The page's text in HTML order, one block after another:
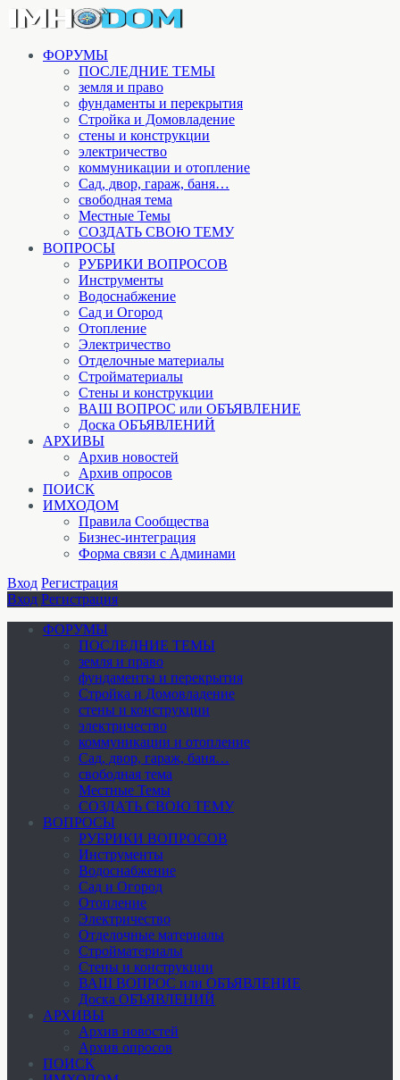
ФОРУМЫ
ПОСЛЕДНИЕ ТЕМЫ
земля и право
фундаменты и перекрытия
Стройка и Домовладение
стены и конструкции
электричество
коммуникации и отопление
Cад, двор, гараж, баня…
свободная тема
Местные Темы
СОЗДАТЬ СВОЮ ТЕМУ
ВОПРОСЫ
РУБРИКИ ВОПРОСОВ
Инструменты
Водоснабжение
Сад и Огород
Отопление
Электричество
Отделочные материалы
Стройматериалы
Стены и конструкции
ВАШ ВОПРОС или ОБЪЯВЛЕНИЕ
Доска ОБЪЯВЛЕНИЙ
АРХИВЫ
Архив новостей
Архив опросов
ПОИСК
ИМХОДОМ
Правила Сообщества
Бизнес-интеграция
Форма связи с Админами
Вход Регистрация
Вход Регистрация
ФОРУМЫ
ПОСЛЕДНИЕ ТЕМЫ
земля и право
фундаменты и перекрытия
Стройка и Домовладение
стены и конструкции
электричество
коммуникации и отопление
Cад, двор, гараж, баня…
свободная тема
Местные Темы
СОЗДАТЬ СВОЮ ТЕМУ
ВОПРОСЫ
РУБРИКИ ВОПРОСОВ
Инструменты
Водоснабжение
Сад и Огород
Отопление
Электричество
Отделочные материалы
Стройматериалы
Стены и конструкции
ВАШ ВОПРОС или ОБЪЯВЛЕНИЕ
Доска ОБЪЯВЛЕНИЙ
АРХИВЫ
Архив новостей
Архив опросов
ПОИСК